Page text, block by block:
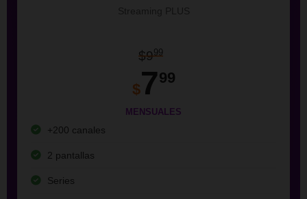
$999
$799
MENSUALES
+200 canales
2 pantallas
Series